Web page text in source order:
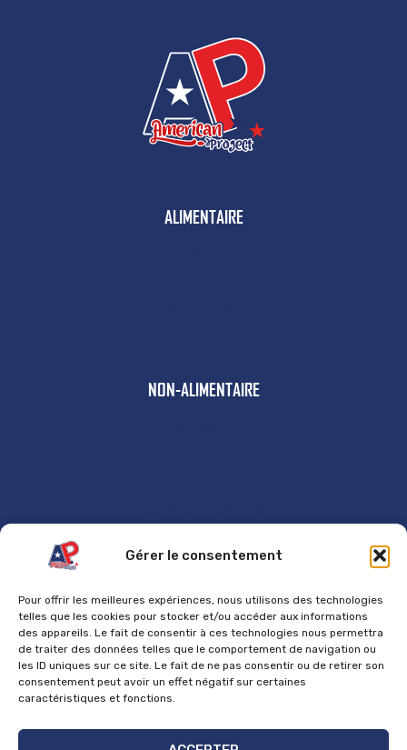
Gérer le consentement
Pour offrir les meilleures expériences, nous utilisons des technologies
telles que les cookies pour stocker et/ou accéder aux informations
des appareils. Le fait de consentir à ces technologies nous permettra
de traiter des données telles que le comportement de navigation ou
les ID uniques sur ce site. Le fait de ne pas consentir ou de retirer son
consentement peut avoir un effet négatif sur certaines
caractéristiques et fonctions.
ALIMENTAIRE
NON-ALIMENTAIRE
GÉNÉRAL
Contact
Mentions Légales
Politique de cookies
Politique de confidentialité
Politique de retours et de remboursements